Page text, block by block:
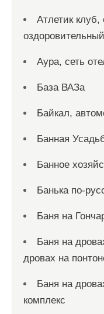
Атлетик клуб,
Аура, сеть
База ВАЗа
Байкал,
Банная
Банное
Банька по-
Баня на
Баня на
дровах на
Баня на
комплекс